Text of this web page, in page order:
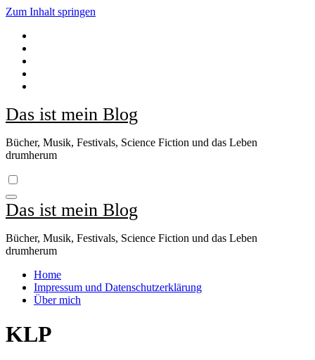
Zum Inhalt springen
Das ist mein Blog
Bücher, Musik, Festivals, Science Fiction und das Leben
drumherum
Das ist mein Blog
Bücher, Musik, Festivals, Science Fiction und das Leben
drumherum
Home
Impressum und Datenschutzerklärung
Über mich
KLP